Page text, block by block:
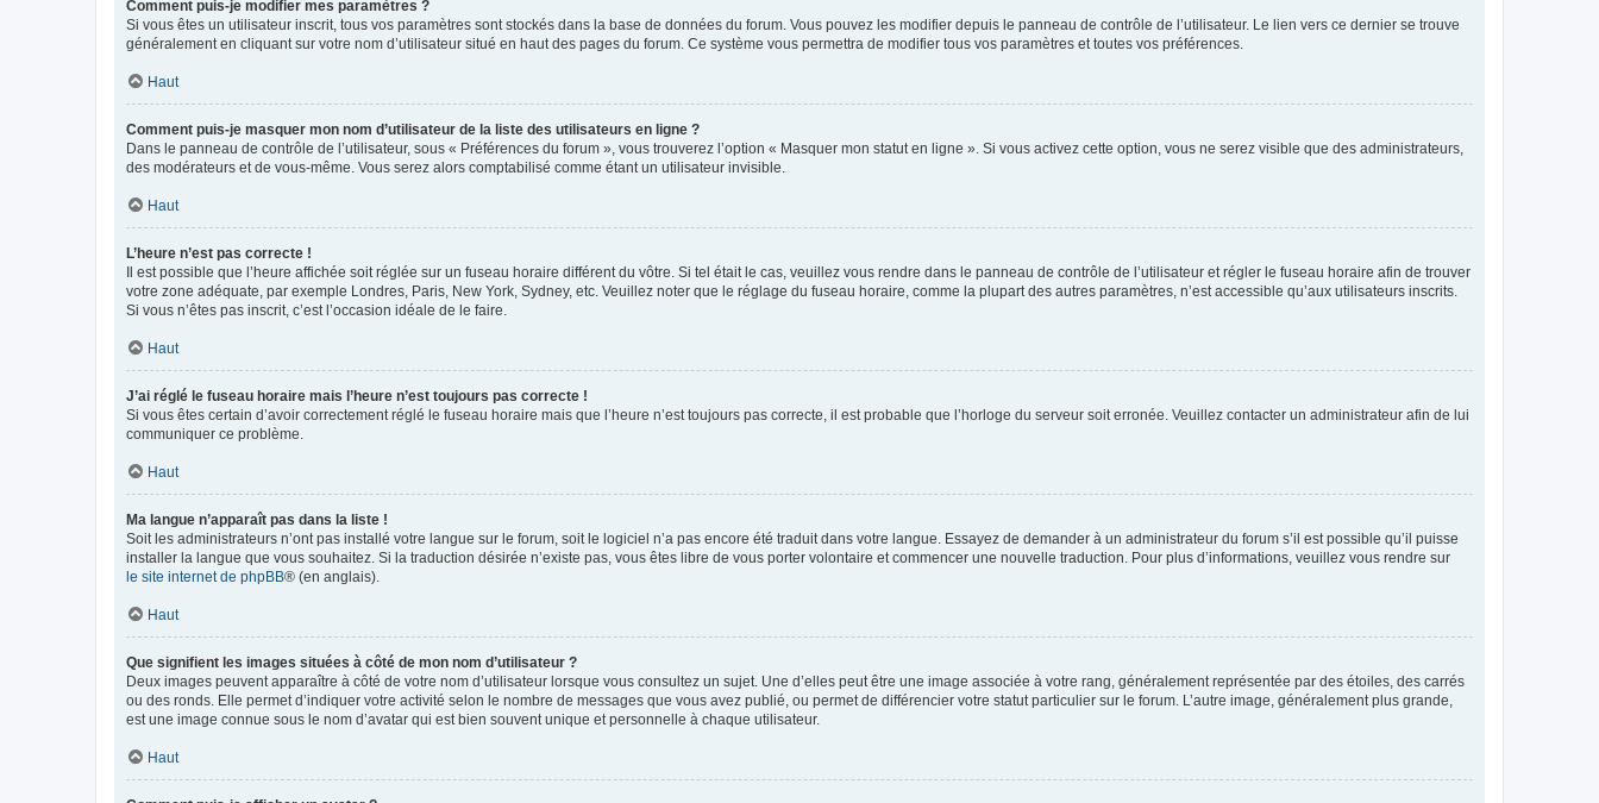
Comment puis-je modifier mes paramètres ?
Si vous êtes un utilisateur inscrit, tous vos paramètres sont stockés dans la base de données du forum. Vous pouvez les modifier depuis le panneau de contrôle de l’utilisateur. Le lien vers ce dernier se trouve
généralement en cliquant sur votre nom d’utilisateur situé en haut des pages du forum. Ce système vous permettra de modifier tous vos paramètres et toutes vos préférences.
Haut
Comment puis-je masquer mon nom d’utilisateur de la liste des utilisateurs en ligne ?
Dans le panneau de contrôle de l’utilisateur, sous « Préférences du forum », vous trouverez l’option « Masquer mon statut en ligne ». Si vous activez cette option, vous ne serez visible que des administrateurs,
des modérateurs et de vous-même. Vous serez alors comptabilisé comme étant un utilisateur invisible.
Haut
L’heure n’est pas correcte !
Il est possible que l’heure affichée soit réglée sur un fuseau horaire différent du vôtre. Si tel était le cas, veuillez vous rendre dans le panneau de contrôle de l’utilisateur et régler le fuseau horaire afin de trouver
votre zone adéquate, par exemple Londres, Paris, New York, Sydney, etc. Veuillez noter que le réglage du fuseau horaire, comme la plupart des autres paramètres, n’est accessible qu’aux utilisateurs inscrits.
Si vous n’êtes pas inscrit, c’est l’occasion idéale de le faire.
Haut
J’ai réglé le fuseau horaire mais l’heure n’est toujours pas correcte !
Si vous êtes certain d’avoir correctement réglé le fuseau horaire mais que l’heure n’est toujours pas correcte, il est probable que l’horloge du serveur soit erronée. Veuillez contacter un administrateur afin de lui
communiquer ce problème.
Haut
Ma langue n’apparaît pas dans la liste !
Soit les administrateurs n’ont pas installé votre langue sur le forum, soit le logiciel n’a pas encore été traduit dans votre langue. Essayez de demander à un administrateur du forum s’il est possible qu’il puisse
installer la langue que vous souhaitez. Si la traduction désirée n’existe pas, vous êtes libre de vous porter volontaire et commencer une nouvelle traduction. Pour plus d’informations, veuillez vous rendre sur
le site internet de phpBB® (en anglais).
Haut
Que signifient les images situées à côté de mon nom d’utilisateur ?
Deux images peuvent apparaître à côté de votre nom d’utilisateur lorsque vous consultez un sujet. Une d’elles peut être une image associée à votre rang, généralement représentée par des étoiles, des carrés
ou des ronds. Elle permet d’indiquer votre activité selon le nombre de messages que vous avez publié, ou permet de différencier votre statut particulier sur le forum. L’autre image, généralement plus grande,
est une image connue sous le nom d’avatar qui est bien souvent unique et personnelle à chaque utilisateur.
Haut